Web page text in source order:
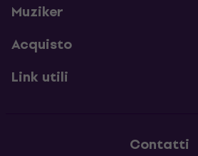
Muziker
Acquisto
Link utili
Contatti